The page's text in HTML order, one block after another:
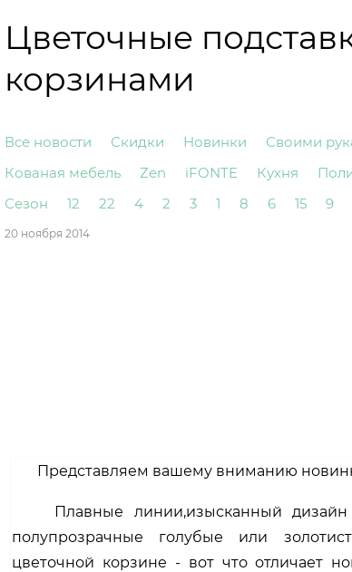
Цветочные
корзинами
Все новости Скидки Новинки Своими
Кованая мебель
Zen iFONTE Кухня
Сезон
12 22 4 2 3 1 8 6 15 9
20 ноября 2014
Представляем вашему вниманию
Плавные линии,изысканный
полупрозрачные голубые или
цветочной корзине - вот что отличает